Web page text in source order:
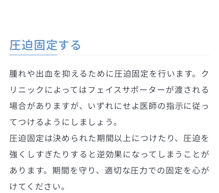
圧迫固定する
腫れや出血を抑えるために圧迫固定を行います。ク
リニックによってはフェイスサポーターが渡される
場合がありますが、いずれにせよ医師の指示に従っ
てつけるようにしましょう。
圧迫固定は決められた期間以上につけたり、圧迫を
強くしすぎたりすると逆効果になってしまうことが
あります。期間を守り、適切な圧力での固定を心が
けてください。